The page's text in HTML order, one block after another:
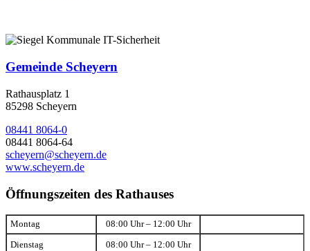
Gemeinde Scheyern
Rathausplatz 1
85298 Scheyern
08441 8064-0
08441 8064-64
scheyern@scheyern.de
www.scheyern.de
Öffnungszeiten des Rathauses
Montag 08:00 Uhr – 12:00 Uhr
Dienstag 08:00 Uhr – 12:00 Uhr